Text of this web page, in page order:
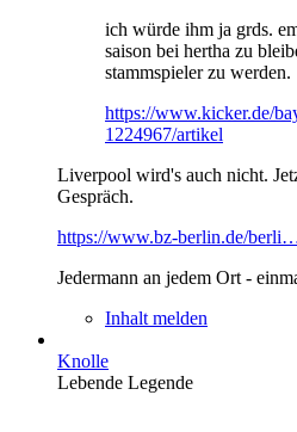
ich würde ihm ja grds.
saison bei hertha zu
stammspieler zu werden.
https://www.kicker.de/
1224967/artikel
Liverpool wird's auch nicht.
Gespräch.
https://www.bz-berlin.de/
Jedermann an jedem Ort -
Inhalt melden
Knolle
Lebende Legende